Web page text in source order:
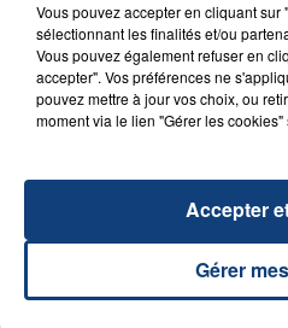
UNE ADOLESCENTE
OPÉRER DE LA
La famille a porté plainte
reconnu sa
excuses.
Vous pouvez accepter en cliquant sur
sélectionnant les finalités et/ou
Vous pouvez également refuser en
accepter". Vos préférences ne
pouvez mettre à jour vos choix, ou
moment via le lien "Gérer les
Gérer
Accepter